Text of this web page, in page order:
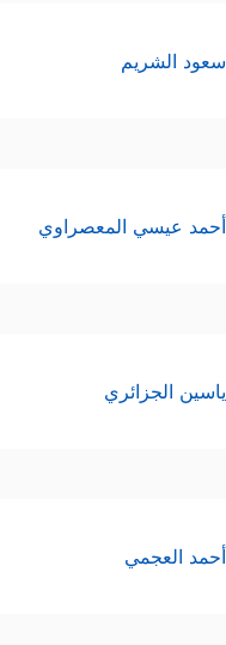
سعود الشريم
أحمد عيسي المعصراوي
ياسين الجزائري
أحمد العجمي